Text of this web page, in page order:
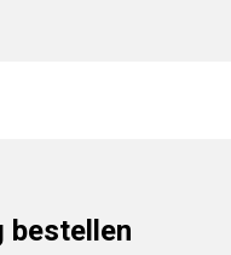
bestellen